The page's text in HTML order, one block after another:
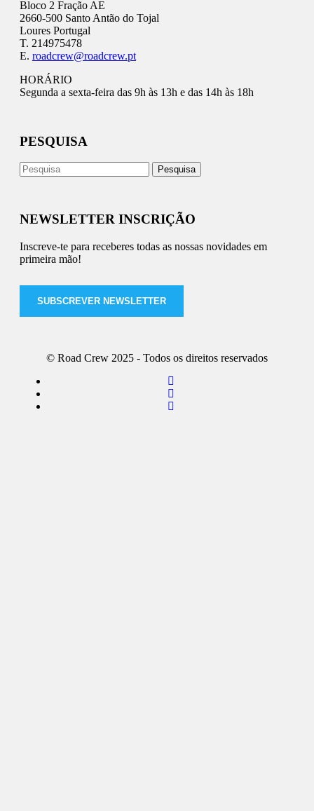
Bloco 2 Fração AE
2660-500 Santo Antão do Tojal
Loures Portugal
T. 214975478
E. roadcrew@roadcrew.pt
HORÁRIO
Segunda a sexta-feira das 9h às 13h e das 14h às 18h
PESQUISA
NEWSLETTER INSCRIÇÃO
Inscreve-te para receberes todas as nossas novidades em
primeira mão!
SUBSCREVER NEWSLETTER
© Road Crew 2025 - Todos os direitos reservados